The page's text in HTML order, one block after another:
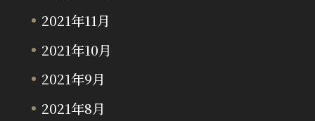
2021年11月
2021年10月
2021年9月
2021年8月